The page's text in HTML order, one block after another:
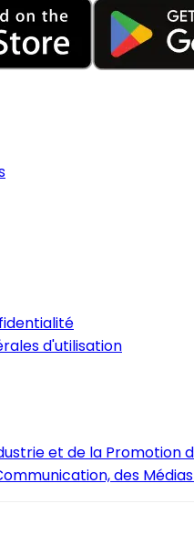
d'utilisation
et de la Promotion
des